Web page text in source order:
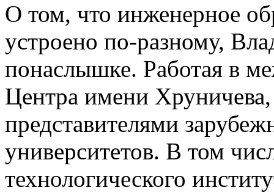
О том, что инженерное
устроено по-разному,
понаслышке. Работая в
Центра имени
представителями
университетов. В том
технологического